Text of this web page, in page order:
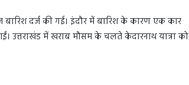
दर्ज की गई। इंदौर में बारिश के कारण एक कार
में खराब मौसम के चलते केदारनाथ यात्रा को